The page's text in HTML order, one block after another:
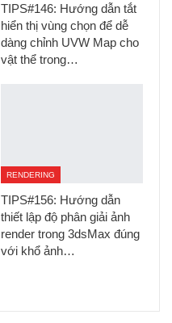
TIPS#146: Hướng dẫn tắt
hiển thị vùng chọn để dễ
dàng chỉnh UVW Map cho
vật thể trong…
RENDERING
TIPS#156: Hướng dẫn
thiết lập độ phân giải ảnh
render trong 3dsMax đúng
với khổ ảnh…